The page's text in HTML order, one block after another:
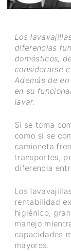
Los
diferencias
domésticos,
considerarse
Además de
en su
lavar.
Si se toma
como si se
camioneta
transportes,
diferencia
Los
rentabilidad
higiénico,
manejo
capacidades
mayores.